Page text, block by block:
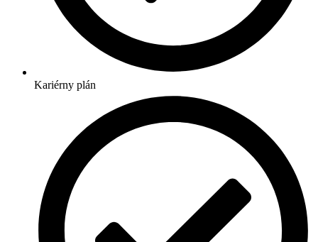
Kariérny plán